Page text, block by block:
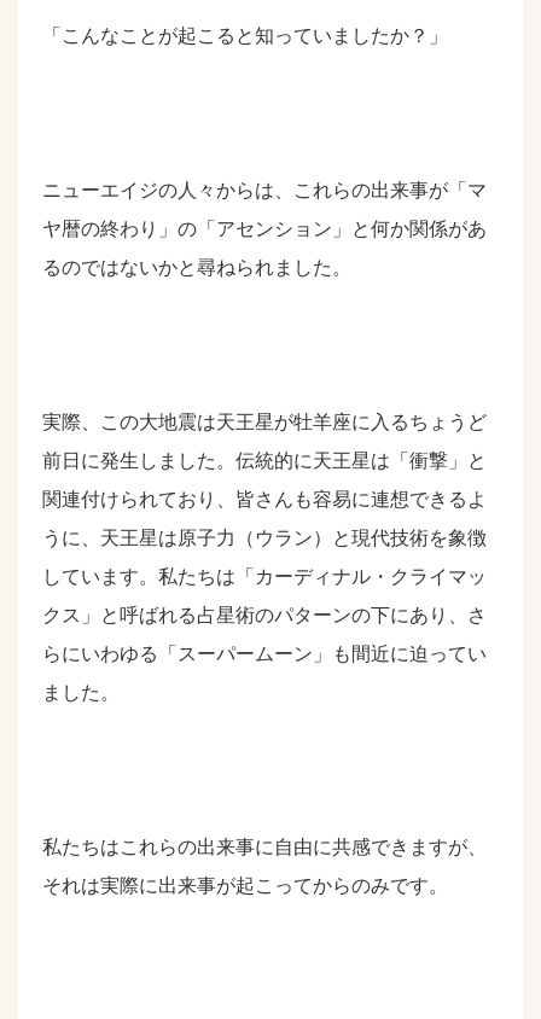
「こんなことが起こると知っていましたか？」
ニューエイジの人々からは、これらの出来事が「マ
ヤ暦の終わり」の「アセンション」と何か関係があ
るのではないかと尋ねられました。
実際、この大地震は天王星が牡羊座に入るちょうど
前日に発生しました。伝統的に天王星は「衝撃」と
関連付けられており、皆さんも容易に連想できるよ
うに、天王星は原子力（ウラン）と現代技術を象徴
しています。私たちは「カーディナル・クライマッ
クス」と呼ばれる占星術のパターンの下にあり、さ
らにいわゆる「スーパームーン」も間近に迫ってい
ました。
私たちはこれらの出来事に自由に共感できますが、
それは実際に出来事が起こってからのみです。